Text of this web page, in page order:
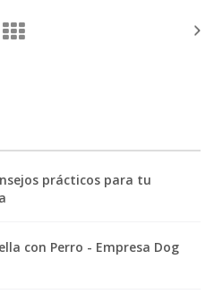
prácticos para tu
con Perro - Empresa Dog